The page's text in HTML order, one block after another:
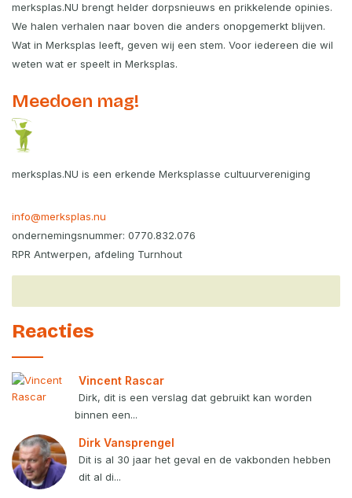
merksplas.NU brengt helder dorpsnieuws en prikkelende opinies.
We halen verhalen naar boven die anders onopgemerkt blijven.
Wat in Merksplas leeft, geven wij een stem. Voor iedereen die wil
weten wat er speelt in Merksplas.
Meedoen mag!
merksplas.NU is een erkende Merksplasse cultuurvereniging
info@merksplas.nu
ondernemingsnummer: 0770.832.076
RPR Antwerpen, afdeling Turnhout
Reacties
Vincent Rascar
Dirk, dit is een verslag dat gebruikt kan worden
binnen een...
Dirk Vansprengel
Dit is al 30 jaar het geval en de vakbonden hebben
dit al di...